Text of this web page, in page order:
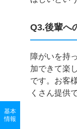
基本
情報
Q3.後輩へ
障がいを持
加できて楽
です。お客
くさん提供